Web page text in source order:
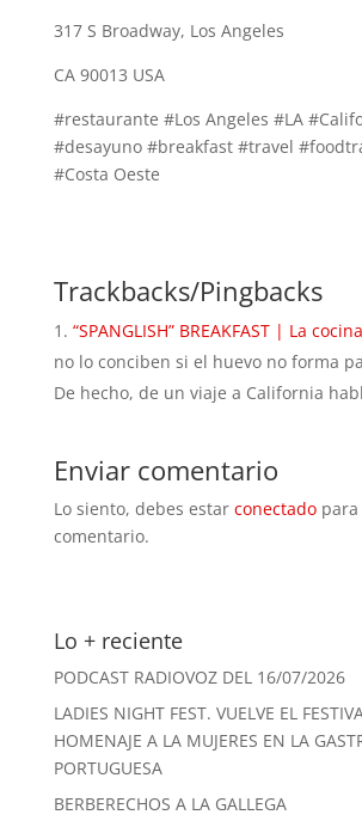
317 S Broadway, Los Angeles
CA 90013 USA
#restaurante #Los Angeles #LA
#desayuno #breakfast #travel
#Costa Oeste
Trackbacks/Pingbacks
“SPANGLISH” BREAKFAST | La
no lo conciben si el huevo no forma
De hecho, de un viaje a California
Enviar comentario
Lo siento, debes estar conectadopara
comentario.
Lo + reciente
PODCAST RADIOVOZ DEL 16/07/2026
LADIES NIGHT FEST. VUELVE EL
HOMENAJE A LA MUJERES EN LA
PORTUGUESA
BERBERECHOS A LA GALLEGA